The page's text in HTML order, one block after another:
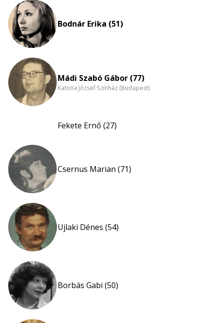
Bodnár Erika (51)
Mádi Szabó Gábor (77)
Katona József Színház (Budapest)
Fekete Ernő (27)
Csernus Marian (71)
Ujlaki Dénes (54)
Borbás Gabi (50)